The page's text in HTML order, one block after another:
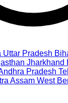
Uttar Pradesh
Jharkhand
Pradesh
Assam West